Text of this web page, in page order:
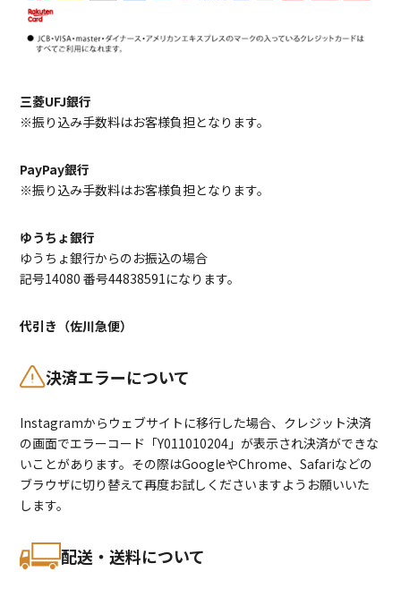
三菱UFJ銀行
※振り込み手数料はお客様負担となります。
PayPay銀行
※振り込み手数料はお客様負担となります。
ゆうちょ銀行
ゆうちょ銀行からのお振込の場合
記号14080 番号44838591になります。
代引き（佐川急便）
決済エラーについて
Instagramからウェブサイトに移行した場合、クレジット決済
の画面でエラーコード「Y011010204」が表示され決済ができな
いことがあります。その際はGoogleやChrome、Safariなどの
ブラウザに切り替えて再度お試しくださいますようお願いいた
します。
配送・送料について